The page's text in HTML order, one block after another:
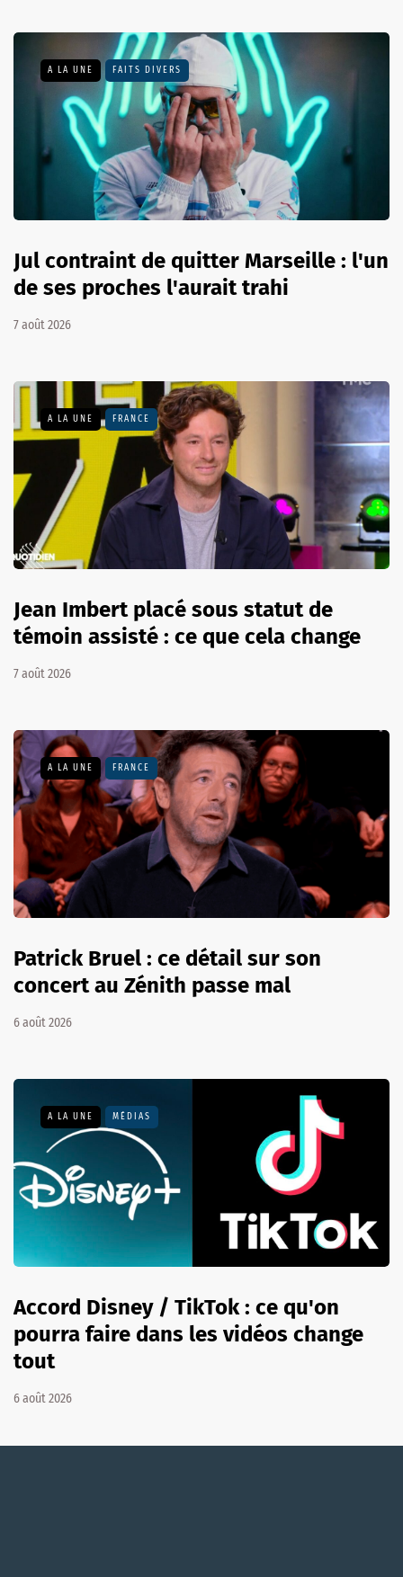
A LA UNE FAITS DIVERS
Jul contraint de quitter Marseille : l'un
de ses proches l'aurait trahi
7 août 2026
A LA UNE FRANCE
Jean Imbert placé sous statut de
témoin assisté : ce que cela change
7 août 2026
A LA UNE FRANCE
Patrick Bruel : ce détail sur son
concert au Zénith passe mal
6 août 2026
A LA UNE MÉDIAS
Accord Disney / TikTok : ce qu'on
pourra faire dans les vidéos change
tout
6 août 2026